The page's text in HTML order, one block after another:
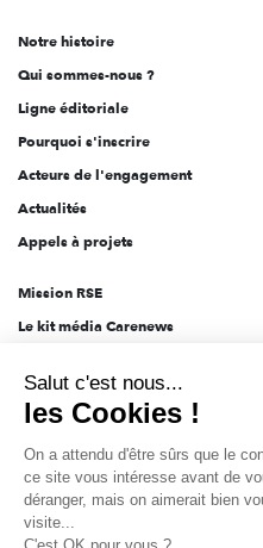
l'engagement
Notre histoire
Qui sommes-nous ?
Ligne éditoriale
Pourquoi s'inscrire
Acteurs de l'engagement
Actualités
Appels à projets
Mission RSE
Le kit média Carenews
AEF info
Novethic
PRODURABLE
Inclusiv Day
Salut c'est nous...
les Cookies !
On a attendu d'être sûrs que le
ce site vous intéresse avant de
déranger, mais on aimerait bien
visite...
C'est OK pour vous ?